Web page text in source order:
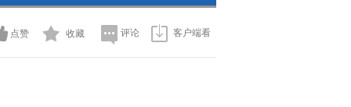
2013-07-10 21:34:13
点赞 收藏 评论 客户端看